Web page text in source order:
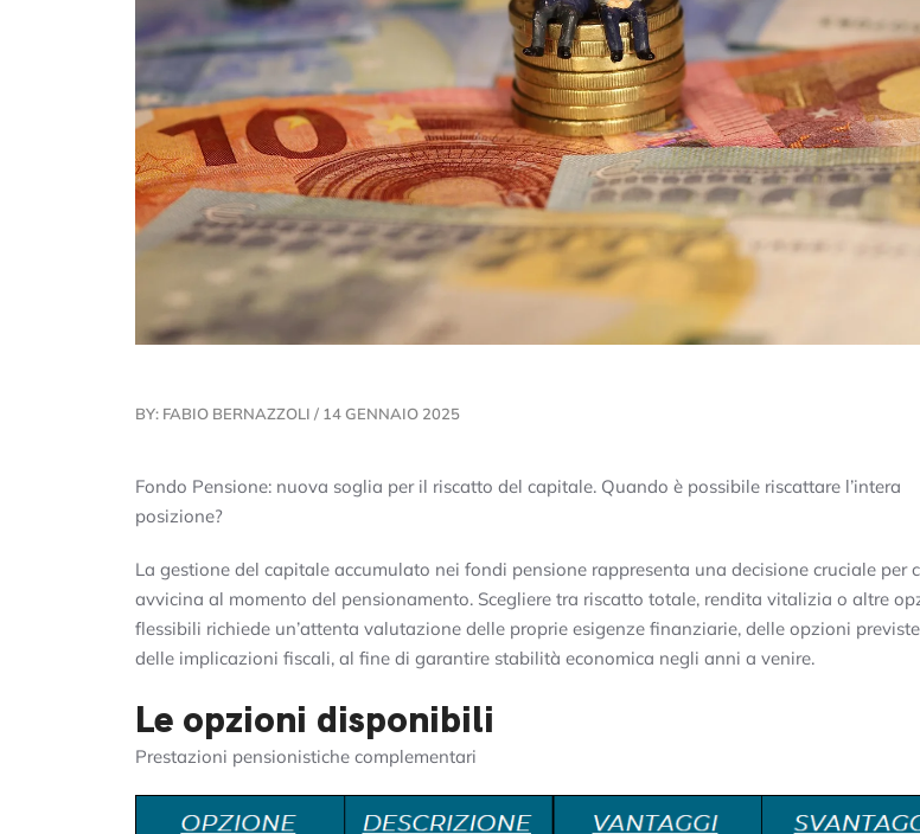
BY: FABIO BERNAZZOLI / 14 GENNAIO 2025
Fondo Pensione: nuova soglia per il riscatto del capitale. Quando è possibile riscattare l’intera
posizione?
La gestione del capitale accumulato nei fondi pensione rappresenta una decisione cruciale per
avvicina al momento del pensionamento. Scegliere tra riscatto totale, rendita vitalizia o altre
flessibili richiede un’attenta valutazione delle proprie esigenze finanziarie, delle opzioni
delle implicazioni fiscali, al fine di garantire stabilità economica negli anni a venire.
Le opzioni disponibili
Prestazioni pensionistiche complementari